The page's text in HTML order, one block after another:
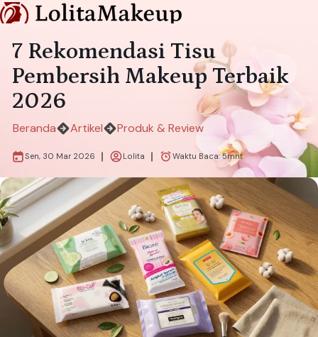
7 Rekomendasi Tisu
Pembersih Makeup Terbaik
2026
Beranda Artikel Produk & Review
Sen, 30 Mar 2026 Lolita Waktu Baca:5mnt